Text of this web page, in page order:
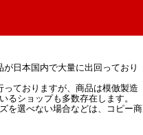
日本国内で大量に出回っており
ておりますが、商品は模倣製造
ショップも多数存在します。
を選べない場合などは、コピー商